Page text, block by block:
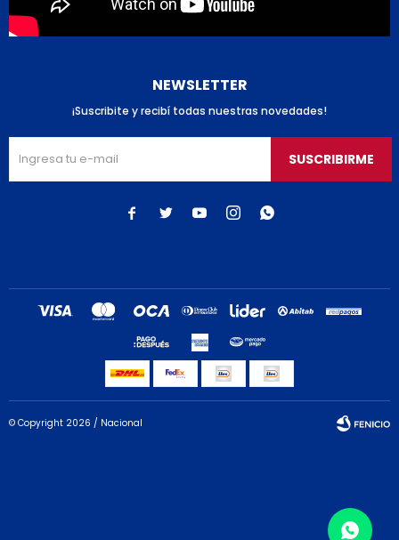
NEWSLETTER
¡Suscribite y recibí todas nuestras novedades!
SUSCRIBIRME
    
© Copyright 2026 / Nacional